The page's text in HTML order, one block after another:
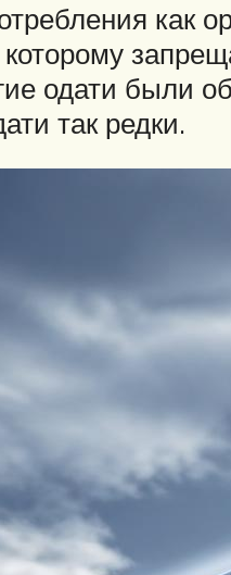
как
одати были
так редки.